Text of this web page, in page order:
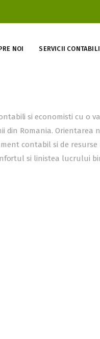
NOI SERVICII
si economisti cu o
din Romania. Orientarea
contabil si de resurse
si linistea lucrului